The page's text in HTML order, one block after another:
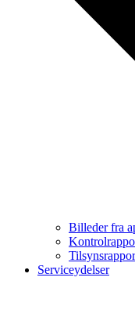
Billeder fra
Serviceydelser